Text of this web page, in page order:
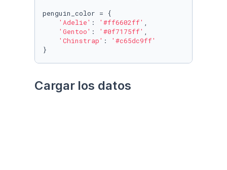
penguin_color = {
'Adelie' : '#ff6602ff' ,
'Gentoo' : '#0f7175ff' ,
'Chinstrap' :
'#c65dc9ff'
}
Cargar los datos